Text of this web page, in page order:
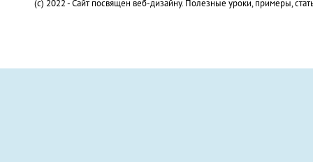
(c) 2022 - Сайт посвящен веб-дизайну. Полезные уроки, примеры,